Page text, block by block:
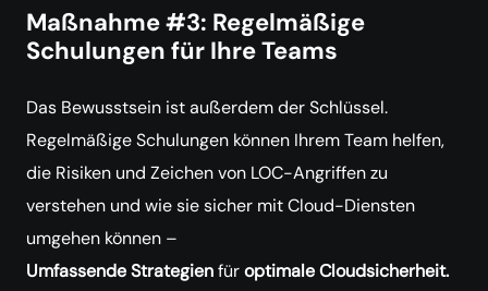
Maßnahme #3: Regelmäßige
Schulungen für Ihre Teams
Das Bewusstsein ist außerdem der Schlüssel.
Regelmäßige Schulungen können Ihrem Team helfen,
die Risiken und Zeichen von LOC-Angriffen zu
verstehen und wie sie sicher mit Cloud-Diensten
umgehen können –
UmfassendeStrategienfüroptimaleCloudsicherheit.